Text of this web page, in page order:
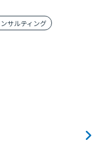
サルティング